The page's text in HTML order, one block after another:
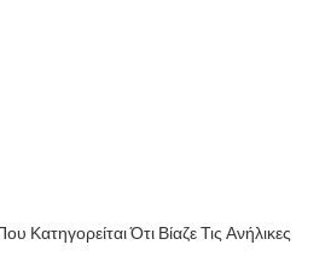
Κατηγορείται Ότι Βίαζε Τις Ανήλικες